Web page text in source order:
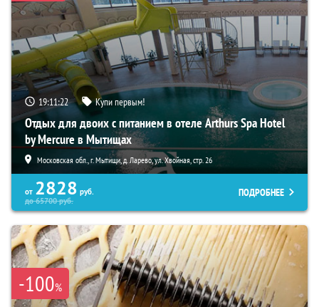
19:11:21 Купи первым!
Отдых для двоих с питанием в отеле Arthurs Spa Hotel
by Mercure в Мытищах
Московская обл., г. Мытищи, д. Ларево, ул. Хвойная, стр. 26
от 2828 руб.
до65700руб.
ПОДРОБНЕЕ
-100%